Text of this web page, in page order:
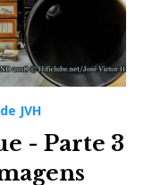
JVH
- Parte 3